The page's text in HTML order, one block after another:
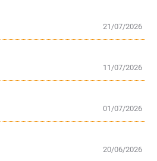
21/07/2026
11/07/2026
01/07/2026
20/06/2026